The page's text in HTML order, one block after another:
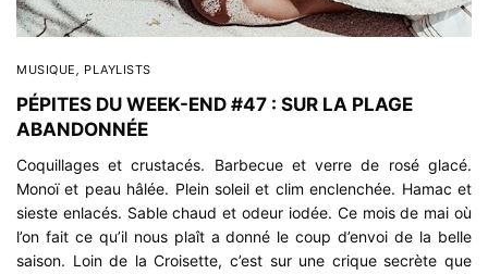
MUSIQUE, PLAYLISTS
PÉPITES DU WEEK-END #47 : SUR LA PLAGE
ABANDONNÉE
Coquillages et crustacés. Barbecue et verre de rosé glacé.
Monoï et peau hâlée. Plein soleil et clim enclenchée. Hamac et
sieste enlacés. Sable chaud et odeur iodée. Ce mois de mai où
l’on fait ce qu’il nous plaît a donné le coup d’envoi de la belle
saison. Loin de la Croisette, c’est sur une crique secrète que